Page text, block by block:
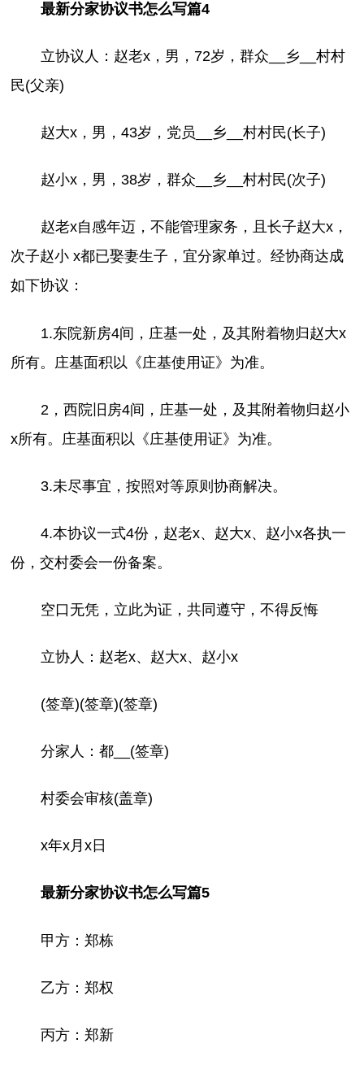
最新分家协议书怎么写篇4
立协议人：赵老x，男，72岁，群众__乡__村村
民(父亲)
赵大x，男，43岁，党员__乡__村村民(长子)
赵小x，男，38岁，群众__乡__村村民(次子)
赵老x自感年迈，不能管理家务，且长子赵大x，
次子赵小 x都已娶妻生子，宜分家单过。经协商达成
如下协议：
1.东院新房4间，庄基一处，及其附着物归赵大x
所有。庄基面积以《庄基使用证》为准。
2，西院旧房4间，庄基一处，及其附着物归赵小
x所有。庄基面积以《庄基使用证》为准。
3.未尽事宜，按照对等原则协商解决。
4.本协议一式4份，赵老x、赵大x、赵小x各执一
份，交村委会一份备案。
空口无凭，立此为证，共同遵守，不得反悔
立协人：赵老x、赵大x、赵小x
(签章)(签章)(签章)
分家人：都__(签章)
村委会审核(盖章)
x年x月x日
最新分家协议书怎么写篇5
甲方：郑栋
乙方：郑权
丙方：郑新